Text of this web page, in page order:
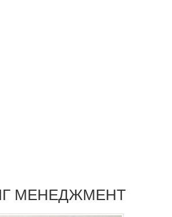
МЕНЕДЖМЕНТ